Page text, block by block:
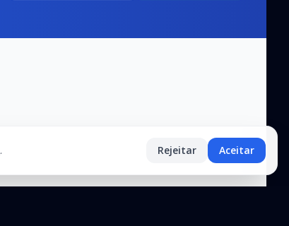
. Rejeitar Aceitar